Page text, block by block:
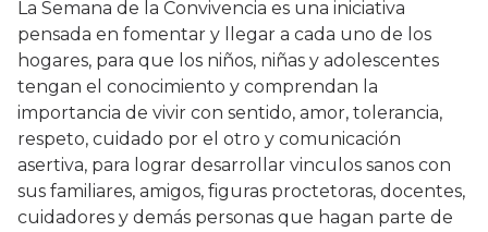
La Semana de la Convivencia es una iniciativa
pensada en fomentar y llegar a cada uno de los
hogares, para que los niños, niñas y adolescentes
tengan el conocimiento y comprendan la
importancia de vivir con sentido, amor, tolerancia,
respeto, cuidado por el otro y comunicación
asertiva, para lograr desarrollar vinculos sanos con
sus familiares, amigos, figuras proctetoras, docentes,
cuidadores y demás personas que hagan parte de